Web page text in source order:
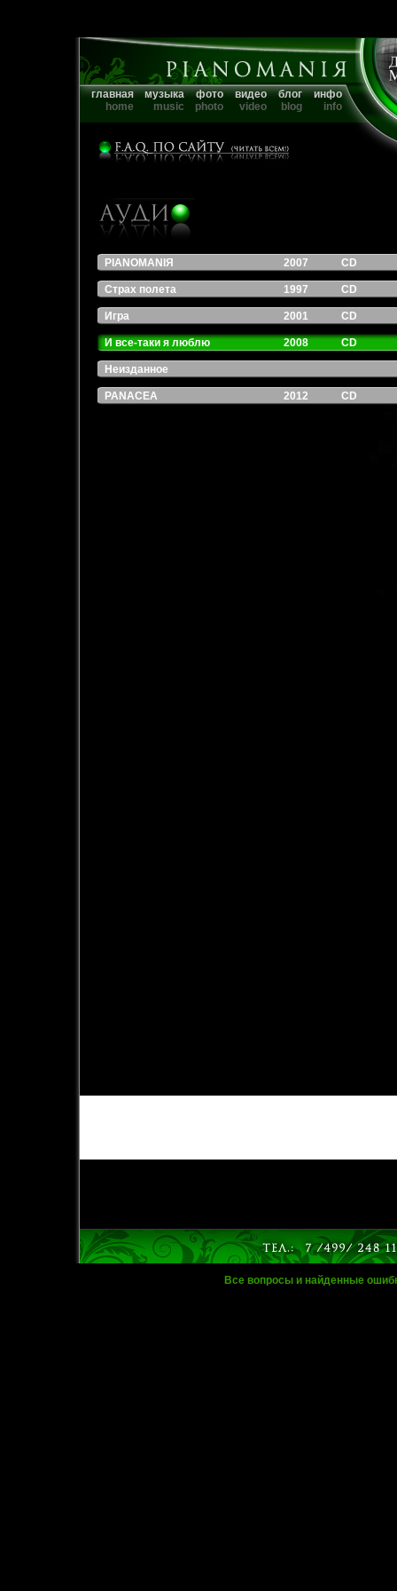
главная музыка фото видео блог
инфо
home
music photo video blog info
PIANOMANIЯ 2007 CD
Страх полета 1997 CD
Игра 2001 CD
И все-таки я люблю 2008 CD
Неизданное
PANACEA 2012 CD
Все вопросы и найденные